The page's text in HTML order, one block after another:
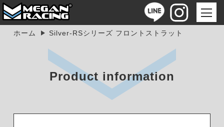
ホーム Silver-RSシリーズ フロントストラット
Product information